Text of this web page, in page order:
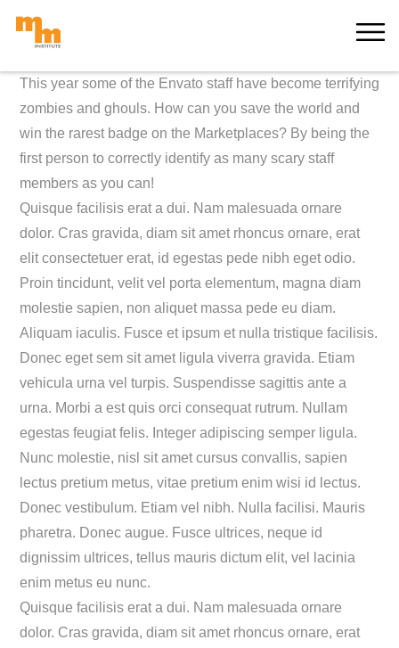
Skip
content
MORE
This year some of the Envato staff have become terrifying
zombies and ghouls. How can you save the world and
win the rarest badge on the Marketplaces? By being the
first person to correctly identify as many scary staff
members as you can!
Quisque facilisis erat a dui. Nam malesuada ornare
dolor. Cras gravida, diam sit amet rhoncus ornare, erat
elit consectetuer erat, id egestas pede nibh eget odio.
Proin tincidunt, velit vel porta elementum, magna diam
molestie sapien, non aliquet massa pede eu diam.
Aliquam iaculis. Fusce et ipsum et nulla tristique facilisis.
Donec eget sem sit amet ligula viverra gravida. Etiam
vehicula urna vel turpis. Suspendisse sagittis ante a
urna. Morbi a est quis orci consequat rutrum. Nullam
egestas feugiat felis. Integer adipiscing semper ligula.
Nunc molestie, nisl sit amet cursus convallis, sapien
lectus pretium metus, vitae pretium enim wisi id lectus.
Donec vestibulum. Etiam vel nibh. Nulla facilisi. Mauris
pharetra. Donec augue. Fusce ultrices, neque id
dignissim ultrices, tellus mauris dictum elit, vel lacinia
enim metus eu nunc.
Quisque facilisis erat a dui. Nam malesuada ornare
dolor. Cras gravida, diam sit amet rhoncus ornare, erat